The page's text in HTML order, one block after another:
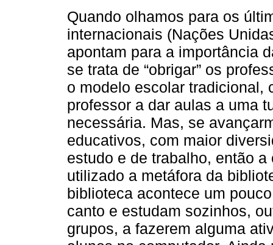
Quando olhamos para os
internacionais (Nações
apontam para a importância
se trata de “obrigar” os
o modelo escolar tradicional,
professor a dar aulas a uma
necessária. Mas, se
educativos, com maior
estudo e de trabalho, então
utilizado a metáfora da
biblioteca acontece um
canto e estudam sozinhos,
grupos, a fazerem alguma